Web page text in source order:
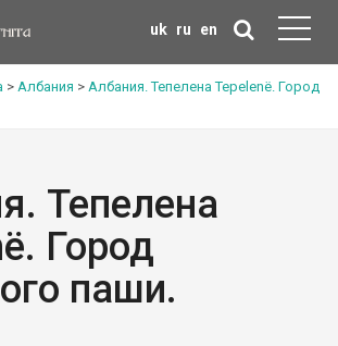
uk ru en
> Албания > Албания. Тепелена Tepelenë. Город
Тепелена
Город
паши.